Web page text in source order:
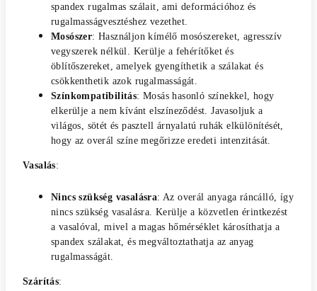
spandex rugalmas szálait, ami deformációhoz és
rugalmasságvesztéshez vezethet.
Mosószer: Használjon kímélő mosószereket, agresszív
vegyszerek nélkül. Kerülje a fehérítőket és
öblítőszereket, amelyek gyengíthetik a szálakat és
csökkenthetik azok rugalmasságát.
Színkompatibilitás: Mosás hasonló színekkel, hogy
elkerülje a nem kívánt elszíneződést. Javasoljuk a
világos, sötét és pasztell árnyalatú ruhák elkülönítését,
hogy az overál színe megőrizze eredeti intenzitását.
Vasalás:
Nincs szükség vasalásra: Az overál anyaga ráncálló, így
nincs szükség vasalásra. Kerülje a közvetlen érintkezést
a vasalóval, mivel a magas hőmérséklet károsíthatja a
spandex szálakat, és megváltoztathatja az anyag
rugalmasságát.
Szárítás: